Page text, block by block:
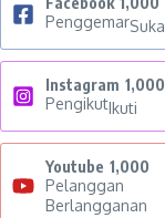
PenggemarSuka
Instagram 1,000
PengikutIkuti
Youtube 1,000
Pelanggan
Berlangganan